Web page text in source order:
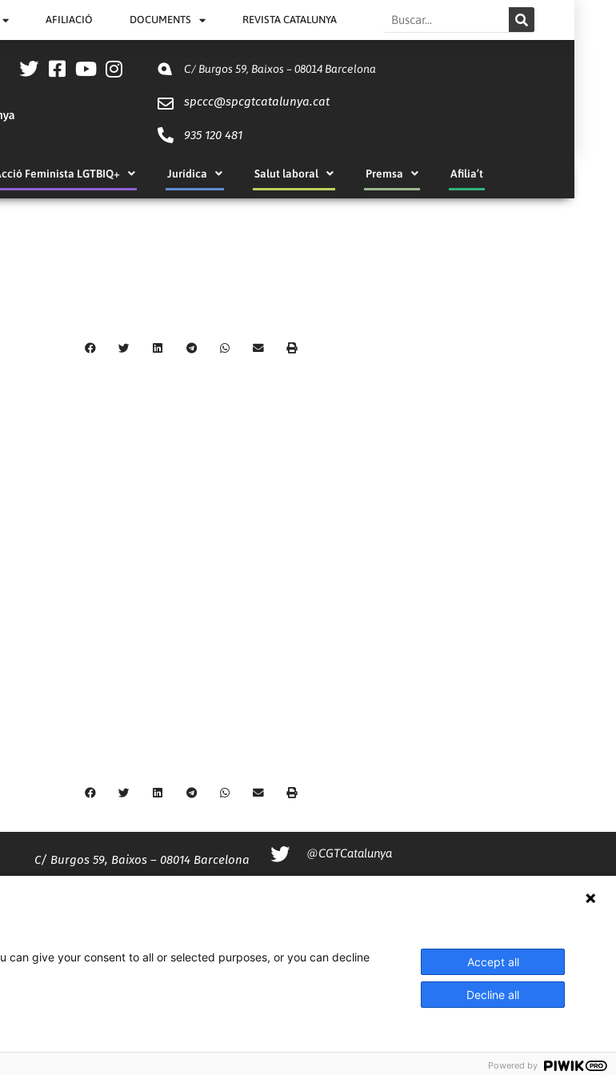
AFILIACIÓ DOCUMENTS REVISTA CATALUNYA Search
C/ Burgos 59, Baixos – 08014 Barcelona
spccc@spcgtcatalunya.cat
935 120 481
Feminista LGTBIQ+ Jurídica Salut laboral Premsa Afilia’t
C/ Burgos 59, Baixos – 08014 Barcelona
935 120 481
@CGTCatalunya
give your consent to all or selected purposes, or you can decline
Accept all
Decline all
Powered by